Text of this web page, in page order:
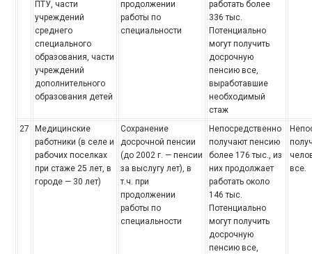
ПТУ, части
учреждений
среднего
специального
образования, части
учреждений
дополнительного
образования детей
продолжении
работы по
специальности
работать более
336 тыс.
Потенциально
могут получить
досрочную
пенсию все,
выработавшие
необходимый
стаж
27
Медицинские
работники (в селе и
рабочих поселках
при стаже 25 лет, в
городе — 30 лет)
Сохранение
досрочной пенсии
(до 2002 г. — пенсии
за выслугу лет), в
т.ч. при
продолжении
работы по
специальности
Непосредственно
получаютпенсию
более 176 тыс., из
них продолжает
работать около
146 тыс.
Потенциально
могут получить
досрочную
пенсию все,
все.